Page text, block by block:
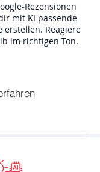
Rezensionen
mit KI passende
erstellen. Reagiere
im richtigen Ton.